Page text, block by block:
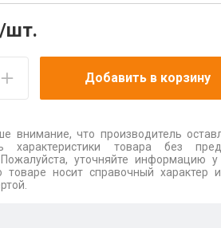
шт.
Добавить в корзину
внимание, что производитель
характеристики товара без
уточняйте информацию
носит справочный характер